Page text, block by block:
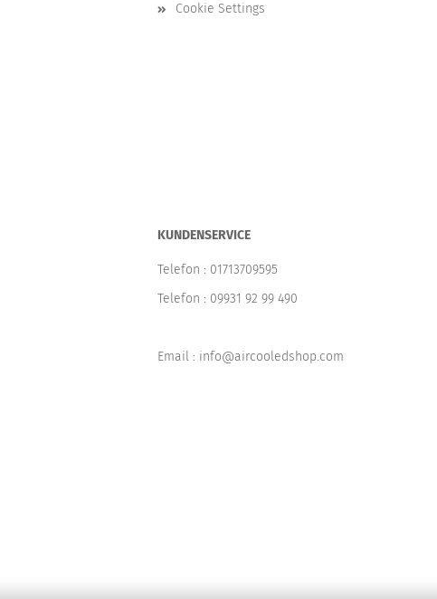
Cookie Settings
KUNDENSERVICE
Telefon : 01713709595
Telefon : 09931 92 99 490
Email : info@aircooledshop.com